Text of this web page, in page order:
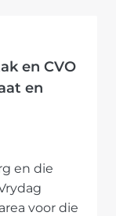
en CVO
en
en die
voor die